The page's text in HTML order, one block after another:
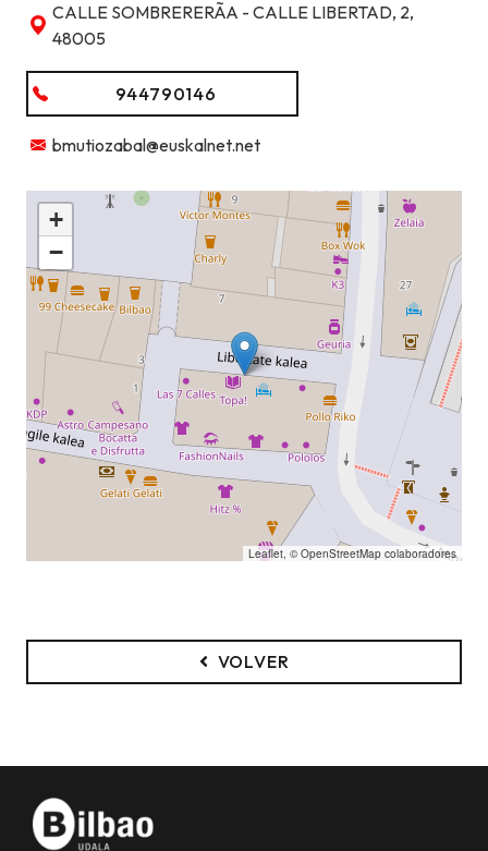
CALLE SOMBRERERÃ­A - CALLE LIBERTAD, 2,
48005
944790146
bmutiozabal@euskalnet.net
+
−
Leaflet , ©OpenStreetMap colaboradores
VOLVER